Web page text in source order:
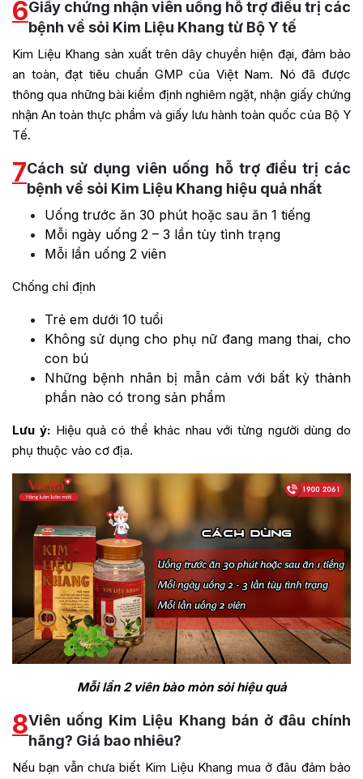
6Giấy chứng nhận viên uống hỗ trợ điều trị các
bệnh về sỏi Kim Liệu Khang từ Bộ Y tế
Kim Liệu Khang sản xuất trên dây chuyền hiện đại, đảm bảo
an toàn, đạt tiêu chuẩn GMP của Việt Nam. Nó đã được
thông qua những bài kiểm định nghiêm ngặt, nhận giấy chứng
nhận An toàn thực phẩm và giấy lưu hành toàn quốc của Bộ Y
Tế.
7Cách sử dụng viên uống hỗ trợ điều trị các
bệnh về sỏi Kim Liệu Khang hiệu quả nhất
Uống trước ăn 30 phút hoặc sau ăn 1 tiếng
Mỗi ngày uống 2 – 3 lần tùy tình trạng
Mỗi lần uống 2 viên
Chống chỉ định
Trẻ em dưới 10 tuổi
Không sử dụng cho phụ nữ đang mang thai, cho
con bú
Những bệnh nhân bị mẫn cảm với bất kỳ thành
phần nào có trong sản phẩm
Lưu ý: Hiệu quả có thể khác nhau với từng người dùng do
phụ thuộc vào cơ địa.
Mỗi lần 2 viên bào mòn sỏi hiệu quả
8Viên uống Kim Liệu Khang bán ở đâu chính
hãng? Giá bao nhiêu?
Nếu bạn vẫn chưa biết Kim Liệu Khang mua ở đâu đảm bảo